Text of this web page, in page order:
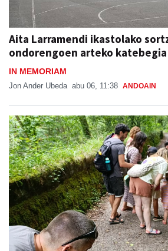
Aita Larramendi ikastolako
ondorengoen arteko katebegia
IN MEMORIAM
Jon Ander Ubeda abu 06, 11:38 ANDOAIN